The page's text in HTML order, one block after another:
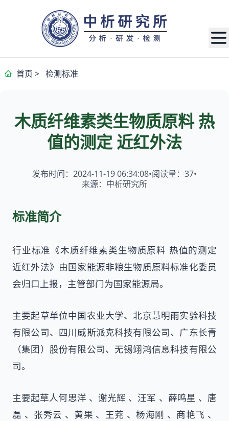
首页 > 检测标准
木质纤维素类生物质原料 热
值的测定 近红外法
发布时间：2024-11-19 06:34:08•阅读量： 37•
来源：中析研究所
标准简介
行业标准《木质纤维素类生物质原料 热值的测定
近红外法》由国家能源非粮生物质原料标准化委员
会归口上报，主管部门为国家能源局。
主要起草单位中国农业大学、北京慧明雨实验科技
有限公司、四川威斯派克科技有限公司、广东长青
（集团）股份有限公司、无锡翊鸿信息科技有限公
司。
主要起草人何思洋 、谢光辉 、汪军 、薛鸣星 、唐
磊 、张秀云 、黄果 、王茺 、杨海刚 、商艳飞 、